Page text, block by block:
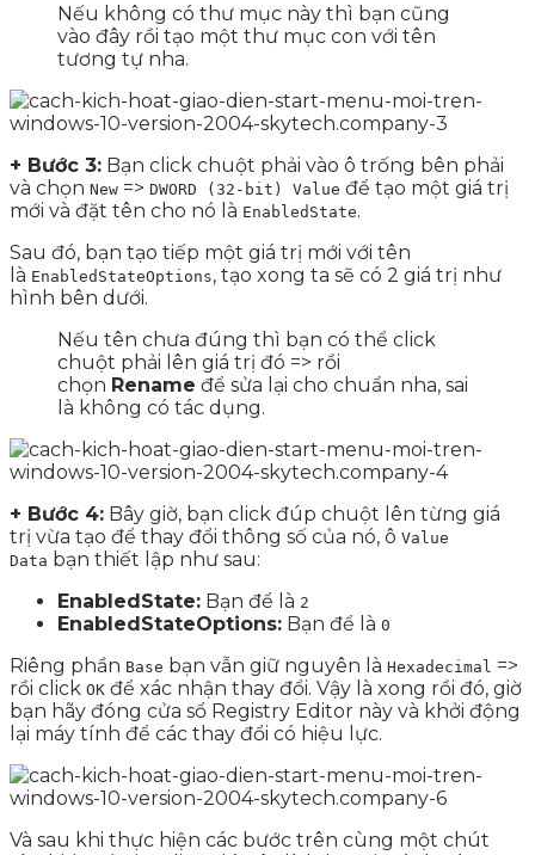
Nếu không có thư mục này thì bạn cũng
vào đây rồi tạo một thư mục con với tên
tương tự nha.
+ Bước 3: Bạn click chuột phải vào ô trống bên phải
và chọn New => DWORD (32-bit) Value để tạo một giá trị
mới và đặt tên cho nó là EnabledState.
Sau đó, bạn tạo tiếp một giá trị mới với tên
là EnabledStateOptions, tạo xong ta sẽ có 2 giá trị như
hình bên dưới.
Nếu tên chưa đúng thì bạn có thể click
chuột phải lên giá trị đó => rồi
chọn Rename để sửa lại cho chuẩn nha, sai
là không có tác dụng.
+ Bước 4: Bây giờ, bạn click đúp chuột lên từng giá
trị vừa tạo để thay đổi thông số của nó, ô Value
Data bạn thiết lập như sau:
EnabledState: Bạn để là 2
EnabledStateOptions: Bạn để là 0
Riêng phần Base bạn vẫn giữ nguyên là Hexadecimal =>
rồi click OK để xác nhận thay đổi. Vậy là xong rồi đó, giờ
bạn hãy đóng cửa sổ Registry Editor này và khởi động
lại máy tính để các thay đổi có hiệu lực.
Và sau khi thực hiện các bước trên cùng một chút